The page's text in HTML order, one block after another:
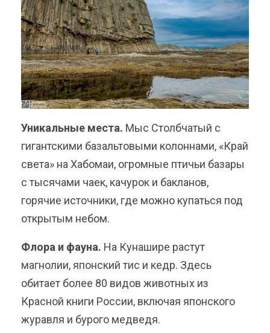
Уникальные места. Мыс Столбчатый с
гигантскими базальтовыми колоннами, «Край
света» на Хабомаи, огромные птичьи базары
с тысячами чаек, качурок и бакланов,
горячие источники, где можно купаться под
открытым небом.
Флора и фауна. На Кунашире растут
магнолии, японский тис и кедр. Здесь
обитает более 80 видов животных из
Красной книги России, включая японского
журавля и бурого медведя.